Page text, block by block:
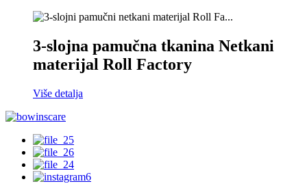
3-slojna pamučna tkanina Netkani
materijal Roll Factory
Više detalja